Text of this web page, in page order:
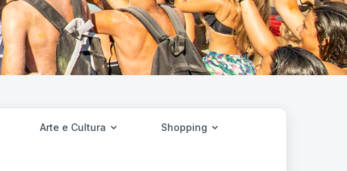
Arte e Cultura Shopping